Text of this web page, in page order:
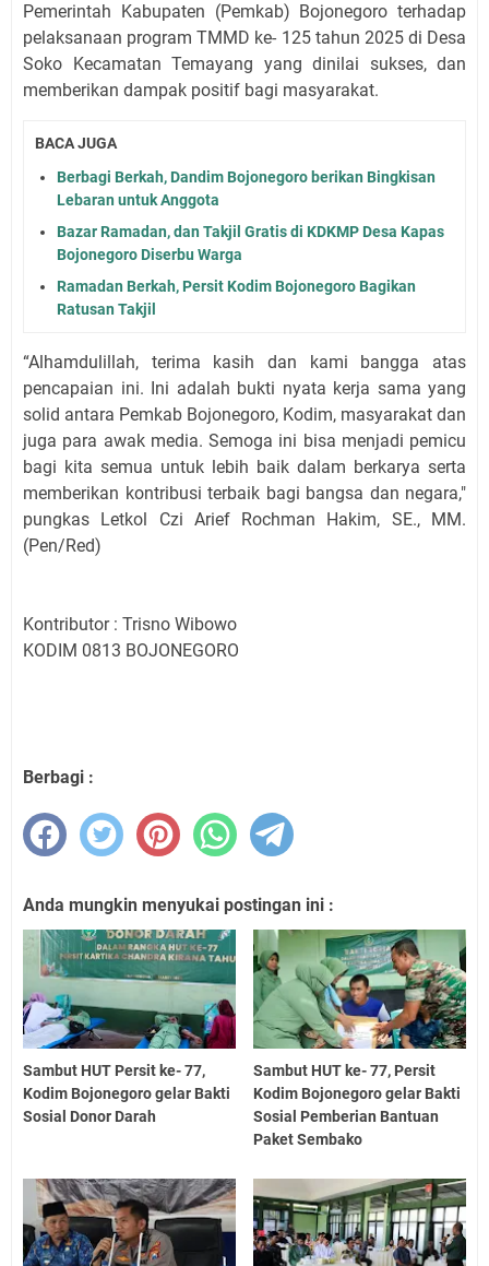
Pemerintah Kabupaten (Pemkab) Bojonegoro terhadap
pelaksanaan program TMMD ke- 125 tahun 2025 di Desa
Soko Kecamatan Temayang yang dinilai sukses, dan
memberikan dampak positif bagi masyarakat.
BACA JUGA
Berbagi Berkah, Dandim Bojonegoro berikan Bingkisan
Lebaran untuk Anggota
Bazar Ramadan, dan Takjil Gratis di KDKMP Desa Kapas
Bojonegoro Diserbu Warga
Ramadan Berkah, Persit Kodim Bojonegoro Bagikan
Ratusan Takjil
“Alhamdulillah, terima kasih dan kami bangga atas
pencapaian ini. Ini adalah bukti nyata kerja sama yang
solid antara Pemkab Bojonegoro, Kodim, masyarakat dan
juga para awak media. Semoga ini bisa menjadi pemicu
bagi kita semua untuk lebih baik dalam berkarya serta
memberikan kontribusi terbaik bagi bangsa dan negara,"
pungkas Letkol Czi Arief Rochman Hakim, SE., MM.
(Pen/Red)
Kontributor : Trisno Wibowo
KODIM 0813 BOJONEGORO
Berbagi :
Anda mungkin menyukai postingan ini :
Sambut HUT Persit ke- 77,
Kodim Bojonegoro gelar Bakti
Sosial Donor Darah
Sambut HUT ke- 77, Persit
Kodim Bojonegoro gelar Bakti
Sosial Pemberian Bantuan
Paket Sembako